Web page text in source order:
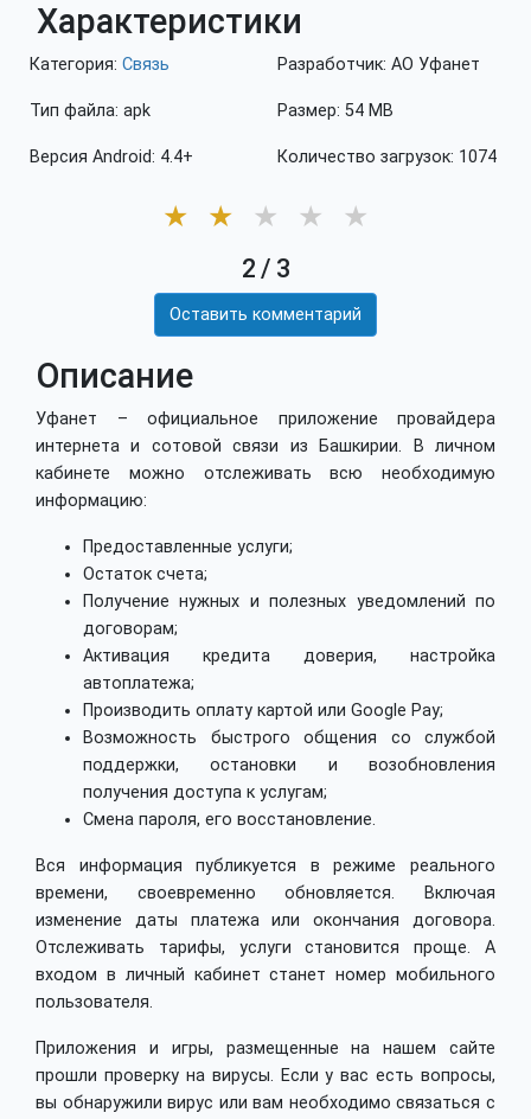
Характеристики
Категория: Связь
Тип файла: apk
Версия Android: 4.4+
Разработчик: АО Уфанет
Размер: 54 MB
Количество загрузок: 1074
★ ★ ★ ★ ★
2 / 3
Оставить комментарий
Описание
Уфанет – официальное приложение провайдера
интернета и сотовой связи из Башкирии. В личном
кабинете можно отслеживать всю необходимую
информацию:
Предоставленные услуги;
Остаток счета;
Получение нужных и полезных уведомлений по
договорам;
Активация кредита доверия, настройка
автоплатежа;
Производить оплату картой или Google Pay;
Возможность быстрого общения со службой
поддержки, остановки и возобновления
получения доступа к услугам;
Смена пароля, его восстановление.
Вся информация публикуется в режиме реального
времени, своевременно обновляется. Включая
изменение даты платежа или окончания договора.
Отслеживать тарифы, услуги становится проще. А
входом в личный кабинет станет номер мобильного
пользователя.
Приложения и игры, размещенные на нашем сайте
прошли проверку на вирусы. Если у вас есть вопросы,
вы обнаружили вирус или вам необходимо связаться с